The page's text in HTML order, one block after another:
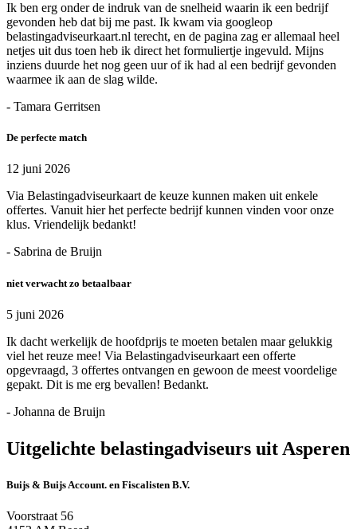
Ik ben erg onder de indruk van de snelheid waarin ik een bedrijf
gevonden heb dat bij me past. Ik kwam via googleop
belastingadviseurkaart.nl terecht, en de pagina zag er allemaal heel
netjes uit dus toen heb ik direct het formuliertje ingevuld. Mijns
inziens duurde het nog geen uur of ik had al een bedrijf gevonden
waarmee ik aan de slag wilde.
- Tamara Gerritsen
De perfecte match
12 juni 2026
Via Belastingadviseurkaart de keuze kunnen maken uit enkele
offertes. Vanuit hier het perfecte bedrijf kunnen vinden voor onze
klus. Vriendelijk bedankt!
- Sabrina de Bruijn
niet verwacht zo betaalbaar
5 juni 2026
Ik dacht werkelijk de hoofdprijs te moeten betalen maar gelukkig
viel het reuze mee! Via Belastingadviseurkaart een offerte
opgevraagd, 3 offertes ontvangen en gewoon de meest voordelige
gepakt. Dit is me erg bevallen! Bedankt.
- Johanna de Bruijn
Uitgelichte belastingadviseurs uit Asperen
Buijs & Buijs Account. en Fiscalisten B.V.
Voorstraat 56